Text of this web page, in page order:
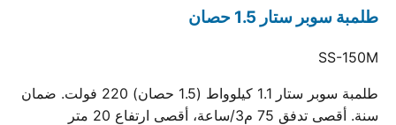
طلمبة سوبر ستار 1.5 حصان
SS-150M
طلمبة سوبر ستار 1.1 كيلوواط (1.5 حصان) 220 فولت. ضمان
سنة. أقصى تدفق 75 م3/ساعة، أقصى ارتفاع 20 متر